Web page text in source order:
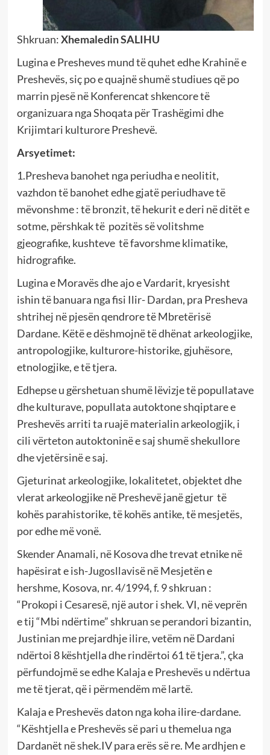
Shkruan:Xhemaledin SALIHU
Lugina e Presheves mund të quhet edhe Krahinë e
Preshevës, siç po e quajnë shumë studiues që po
marrin pjesë në Konferencat shkencore të
organizuara nga Shoqata për Trashëgimi dhe
Krijimtari kulturore Preshevë.
Arsyetimet:
1.Presheva banohet nga periudha e neolitit,
vazhdon të banohet edhe gjatë periudhave të
mëvonshme : të bronzit, të hekurit e deri në ditët e
sotme, përshkak të pozitës së volitshme
gjeografike, kushteve të favorshme klimatike,
hidrografike.
Lugina e Moravës dhe ajo e Vardarit, kryesisht
ishin të banuara nga fisi Ilir- Dardan, pra Presheva
shtrihej në pjesën qendrore të Mbretërisë
Dardane. Këtë e dëshmojnë të dhënat arkeologjike,
antropologjike, kulturore-historike, gjuhësore,
etnologjike, e të tjera.
Edhepse u gërshetuan shumë lëvizje të popullatave
dhe kulturave, popullata autoktone shqiptare e
Preshevës arriti ta ruajë materialin arkeologjik, i
cili vërteton autoktoninë e saj shumë shekullore
dhe vjetërsinë e saj.
Gjeturinat arkeologjike, lokalitetet, objektet dhe
vlerat arkeologjike në Preshevë janë gjetur të
kohës parahistorike, të kohës antike, të mesjetës,
por edhe më vonë.
Skender Anamali, në Kosova dhe trevat etnike në
hapësirat e ish-Jugosllavisë në Mesjetën e
hershme, Kosova, nr. 4/1994, f. 9 shkruan :
“Prokopi i Cesaresë, një autor i shek. VI, në veprën
e tij “Mbi ndërtime” shkruan se perandori bizantin,
Justinian me prejardhje ilire, vetëm në Dardani
ndërtoi 8 kështjella dhe rindërtoi 61 të tjera.”, çka
përfundojmë se edhe Kalaja e Preshevës u ndërtua
me të tjerat, që i përmendëm më lartë.
Kalaja e Preshevës daton nga koha ilire-dardane.
“Kështjella e Preshevës së pari u themelua nga
Dardanët në shek.IV para erës së re. Me ardhjen e